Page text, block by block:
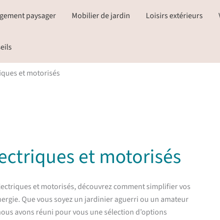
paysager Mobilier de jardin Loisirs extérieurs
et motorisés
et motorisés
et motorisés, découvrez comment simplifier vos
Que vous soyez un jardinier aguerri ou un amateur
avons réuni pour vous une sélection d’options